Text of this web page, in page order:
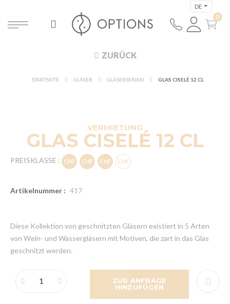
DE
ZURÜCK
STARTSEITE GLÄSER GLÄSERSERIEN GLAS CISELÉ 12 CL
VERMIETUNG
GLAS CISELÉ 12 CL
PREISKLASSE :
Artikelnummer : 417
Diese Kollektion von geschnitzten Gläsern existiert in 5 Arten
von Wein- und Wassergläsern mit Motiven, die zart in das Glas
geschnitzt werden.
ZUR ANFRAGE
HINZUFÜGEN
360°-ANSICHT